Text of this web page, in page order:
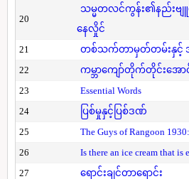
20
သမ္မတလင်ကွန်း၏နည်းဗျူဟ
နေလှိုင်
21 တစ်သက်တာမှတ်တမ်းနှင့် အတွ
22
ကမ္ဘာကျော်တိုက်တိုင်းအောင်
23
Essential Words
24
ပြစ်မှုနှင့်ပြစ်ဒဏ်
25
The Guys of Rangoon
26
Is there an ice cream that is
27
ရောင်းချင်တာရောင်း